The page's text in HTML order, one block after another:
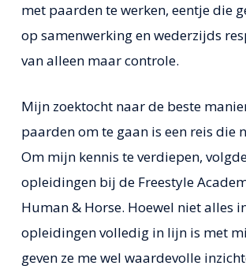
met paarden te werken, eentje die
op samenwerking en wederzijds
van alleen maar controle.
Mijn zoektocht naar de beste
paarden om te gaan is een reis die
Om mijn kennis te verdiepen,
opleidingen bij de Freestyle
Human & Horse. Hoewel niet alles
opleidingen volledig in lijn is met
geven ze me wel waardevolle